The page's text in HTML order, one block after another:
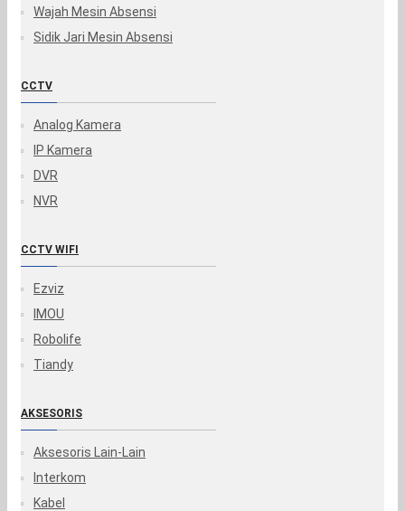
Wajah Mesin Absensi
Sidik Jari Mesin Absensi
CCTV
Analog Kamera
IP Kamera
DVR
NVR
CCTV WIFI
Ezviz
IMOU
Robolife
Tiandy
AKSESORIS
Aksesoris Lain-Lain
Interkom
Kabel